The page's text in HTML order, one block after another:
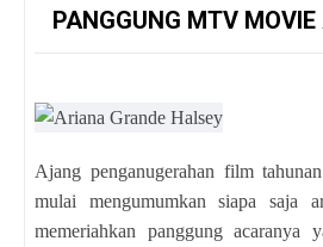
PANGGUNG MTV
Ajang penganugerahan film
mulai mengumumkan siapa saja
memeriahkan panggung acaranya